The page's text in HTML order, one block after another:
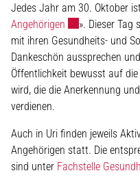
Jedes Jahr am 30. Oktober
Angehörigen Externer Link
». Dieser Tag
mit ihren Gesundheits- und
Dankeschön aussprechen
Öffentlichkeit bewusst auf
wird, die die Anerkennung
verdienen.
Auch in Uri finden jeweils
Angehörigen statt. Die
sind unter Fachstelle